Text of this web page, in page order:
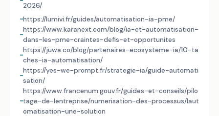
2026/
https://lumivi.fr/guides/automatisation-ia-pme/
https://www.karanext.com/blog/ia-et-automatisation-
dans-les-pme-craintes-defis-et-opportunites
https://juwa.co/blog/partenaires-ecosysteme-ia/10-ta
ches-ia-automatisation/
https://yes-we-prompt.fr/strategie-ia/guide-automati
sation/
https://www.francenum.gouv.fr/guides-et-conseils/pilo
tage-de-lentreprise/numerisation-des-processus/laut
omatisation-une-solution